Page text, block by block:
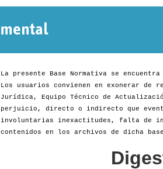
La presente Base Normativa se
Los usuarios convienen en exonerar de
Jurídica, Equipo Técnico de
perjuicio, directo o indirecto que
involuntarias inexactitudes, falta de
contenidos en los archivos de dicha